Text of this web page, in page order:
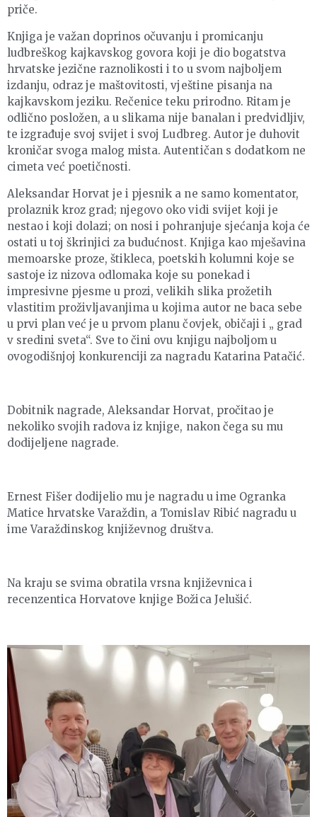
priče.
Knjiga je važan doprinos očuvanju i promicanju
ludbreškog kajkavskog govora koji je dio bogatstva
hrvatske jezične raznolikosti i to u svom najboljem
izdanju, odraz je maštovitosti, vještine pisanja na
kajkavskom jeziku. Rečenice teku prirodno. Ritam je
odlično posložen, a u slikama nije banalan i predvidljiv,
te izgrađuje svoj svijet i svoj Ludbreg. Autor je duhovit
kroničar svoga malog mista. Autentičan s dodatkom ne
cimeta već poetičnosti.
Aleksandar Horvat je i pjesnik a ne samo komentator,
prolaznik kroz grad; njegovo oko vidi svijet koji je
nestao i koji dolazi; on nosi i pohranjuje sjećanja koja će
ostati u toj škrinjici za budućnost. Knjiga kao mješavina
memoarske proze, štikleca, poetskih kolumni koje se
sastoje iz nizova odlomaka koje su ponekad i
impresivne pjesme u prozi, velikih slika prožetih
vlastitim proživljavanjima u kojima autor ne baca sebe
u prvi plan već je u prvom planu čovjek, običaji i „ grad
v sredini sveta“. Sve to čini ovu knjigu najboljom u
ovogodišnjoj konkurenciji za nagradu Katarina Patačić.
Dobitnik nagrade, Aleksandar Horvat, pročitao je
nekoliko svojih radova iz knjige, nakon čega su mu
dodijeljene nagrade.
Ernest Fišer dodijelio mu je nagradu u ime Ogranka
Matice hrvatske Varaždin, a Tomislav Ribić nagradu u
ime Varaždinskog književnog društva.
Na kraju se svima obratila vrsna književnica i
recenzentica Horvatove knjige Božica Jelušić.